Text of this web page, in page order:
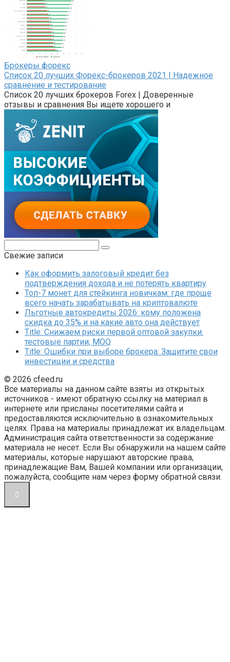
Брокеры форекс
Список 20 лучших Форекс-брокеров 2021 | Надежное
сравнение и тестирование
Список 20 лучших брокеров Forex | Доверенные
отзывы и сравнения Вы ищете хорошего и
Свежие записи
Как оформить залоговый кредит без
подтверждения дохода и не потерять квартиру
Топ-7 монет для стейкинга новичкам: где проще
всего начать зарабатывать на криптовалюте
Льготные автокредиты 2026: кому положена
скидка до 35% и на какие авто она действует
Title: Снижаем риски первой оптовой закупки:
тестовые партии, MOQ
Title: Ошибки при выборе брокера: Защитите свои
инвестиции и средства
© 2026 cfeed.ru
Все материалы на данном сайте взяты из открытых
источников - имеют обратную ссылку на материал в
интернете или присланы посетителями сайта и
предоставляются исключительно в ознакомительных
целях. Права на материалы принадлежат их владельцам.
Администрация сайта ответственности за содержание
материала не несет. Если Вы обнаружили на нашем сайте
материалы, которые нарушают авторские права,
принадлежащие Вам, Вашей компании или организации,
пожалуйста, сообщите нам через форму обратной связи.